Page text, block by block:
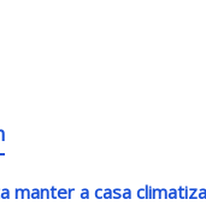
manter a casa